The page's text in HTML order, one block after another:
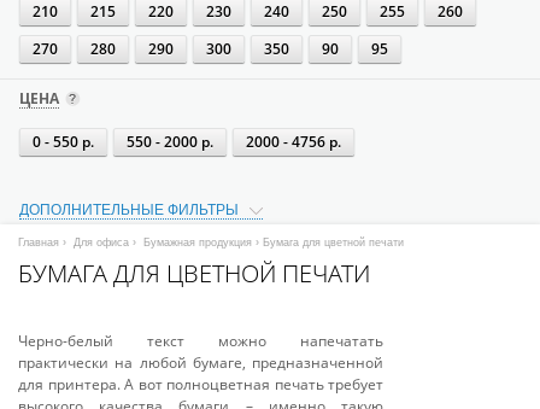
210
215 220 230 240 250 255
260
270
280 290 300 350 90 95
ЦЕНА
0 - 550 р. 550 - 2000 р. 2000 - 4756 р.
ДОПОЛНИТЕЛЬНЫЕ ФИЛЬТРЫ
Главная › Для офиса › Бумажная продукция › Бумага для цветной печати
БУМАГА ДЛЯ ЦВЕТНОЙ ПЕЧАТИ
Черно-белый текст можно напечатать
практически на любой бумаге, предназначенной
для принтера. А вот полноцветная печать требует